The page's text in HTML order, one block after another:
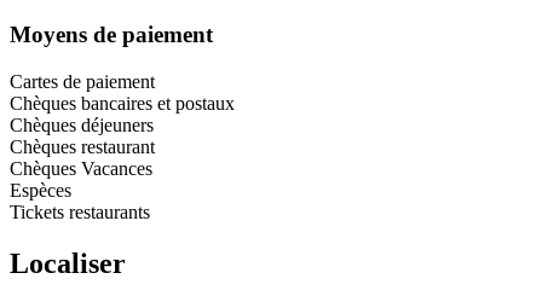
Moyens de paiement
Cartes de paiement
Chèques bancaires et postaux
Chèques déjeuners
Chèques restaurant
Chèques Vacances
Espèces
Tickets restaurants
Localiser